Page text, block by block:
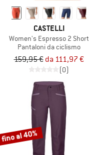
CASTELLI
Women's Espresso 2 Short
Pantaloni da ciclismo
159,95 € da 111,97 €
(0)
fino al 40%